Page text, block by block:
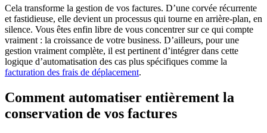
Cela transforme la gestion de vos factures. D’une corvée récurrente
et fastidieuse, elle devient un processus qui tourne en arrière-plan, en
silence. Vous êtes enfin libre de vous concentrer sur ce qui compte
vraiment : la croissance de votre business. D’ailleurs, pour une
gestion vraiment complète, il est pertinent d’intégrer dans cette
logique d’automatisation des cas plus spécifiques comme la
facturation des frais de déplacement.
Comment automatiser entièrement la
conservation de vos factures